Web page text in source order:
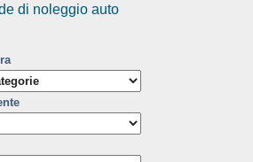
di noleggio auto